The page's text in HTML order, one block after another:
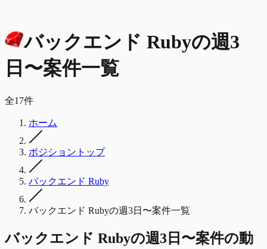
バックエンド Rubyの週3
日〜案件一覧
全17件
ホーム
ポジショントップ
バックエンド Ruby
バックエンド Rubyの週3日〜案件一覧
バックエンド Rubyの週3日〜案件の動